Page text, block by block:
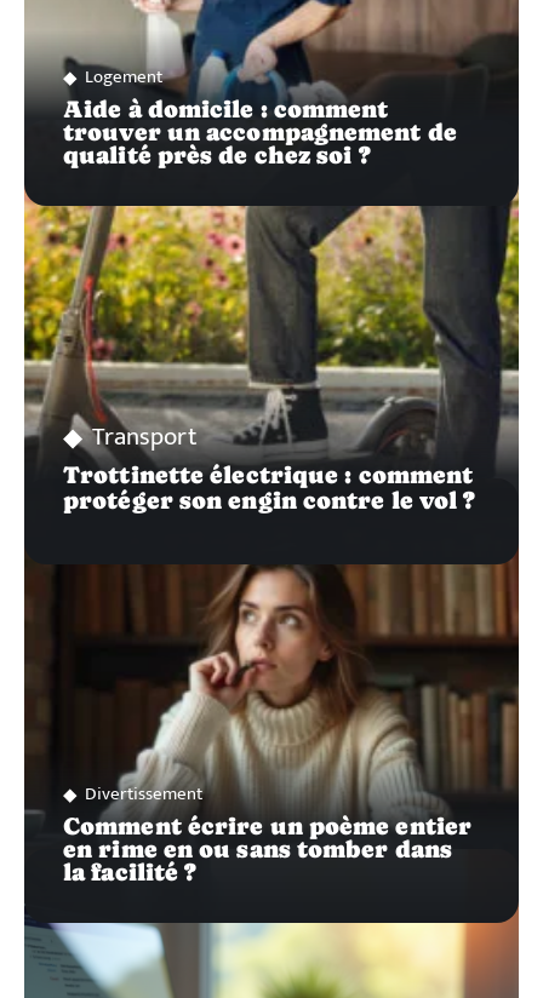
Logement
Aide à domicile : comment
trouver un accompagnement de
qualité près de chez soi ?
Transport
Trottinette électrique : comment
protéger son engin contre le vol ?
Divertissement
Comment écrire un poème entier
en rime en ou sans tomber dans
la facilité ?